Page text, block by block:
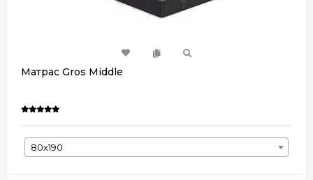
Матрас Gros Middle
80х190